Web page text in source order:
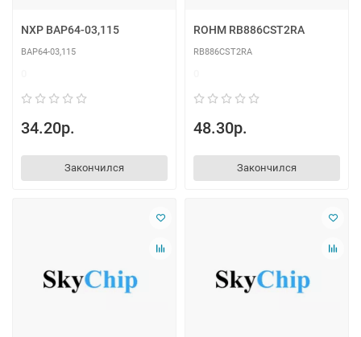
NXP BAP64-03,115
BAP64-03,115
34.20р.
Закончился
ROHM RB886CST2RA
RB886CST2RA
48.30р.
Закончился